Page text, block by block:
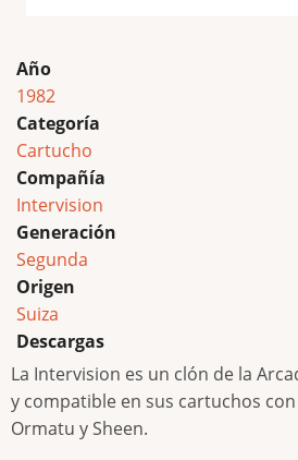
Año
1982
Categoría
Cartucho
Compañía
Intervision
Generación
Segunda
Origen
Suiza
Descargas
La Intervision es un clón de la
y compatible en sus cartuchos
Ormatu y Sheen.